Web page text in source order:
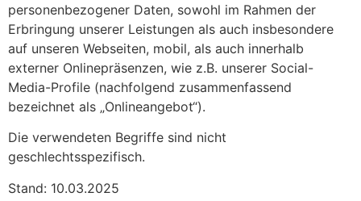
personenbezogener Daten, sowohl im Rahmen der
Erbringung unserer Leistungen als auch insbesondere
auf unseren Webseiten, mobil, als auch innerhalb
externer Onlinepräsenzen, wie z.B. unserer Social-
Media-Profile (nachfolgend zusammenfassend
bezeichnet als „Onlineangebot“).
Die verwendeten Begriffe sind nicht
geschlechtsspezifisch.
Stand: 10.03.2025